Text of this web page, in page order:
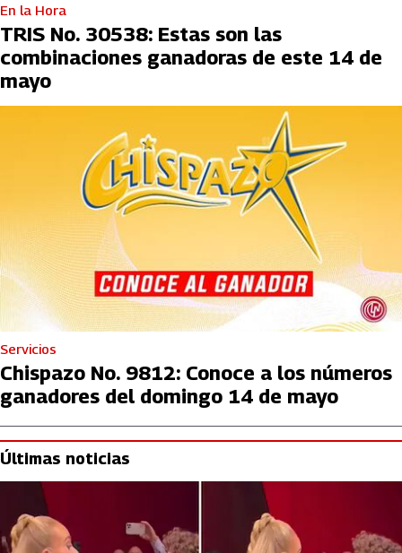
En la Hora
TRIS No. 30538: Estas son las
combinaciones ganadoras de este 14 de
mayo
Servicios
Chispazo No. 9812: Conoce a los números
ganadores del domingo 14 de mayo
Últimas noticias